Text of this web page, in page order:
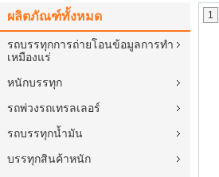
ผลิตภัณฑ์ทั้งหมด
รถบรรทุกการถ่ายโอนข้อมูลการทำ
เหมืองแร่
หนักบรรทุก
รถพ่วงรถเทรลเลอร์
รถบรรทุกน้ำมัน
บรรทุกสินค้าหนัก
1